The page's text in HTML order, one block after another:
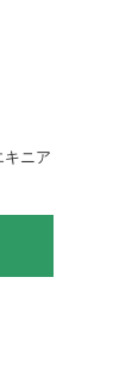
キニア